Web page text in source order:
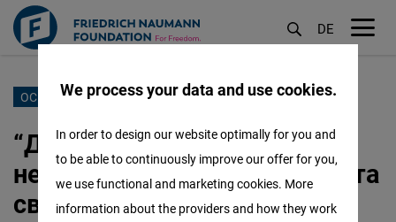
Перейти
основного
вмісту
DE
ОСВІТА
“Дофамін для освіти”:
нерівність в освіті в Україні та
світі та що з нею робити
We process your data and use cookies.
In order to design our website optimally for you and
to be able to continuously improve our offer for you,
we use functional and marketing cookies. More
information about the providers and how they work